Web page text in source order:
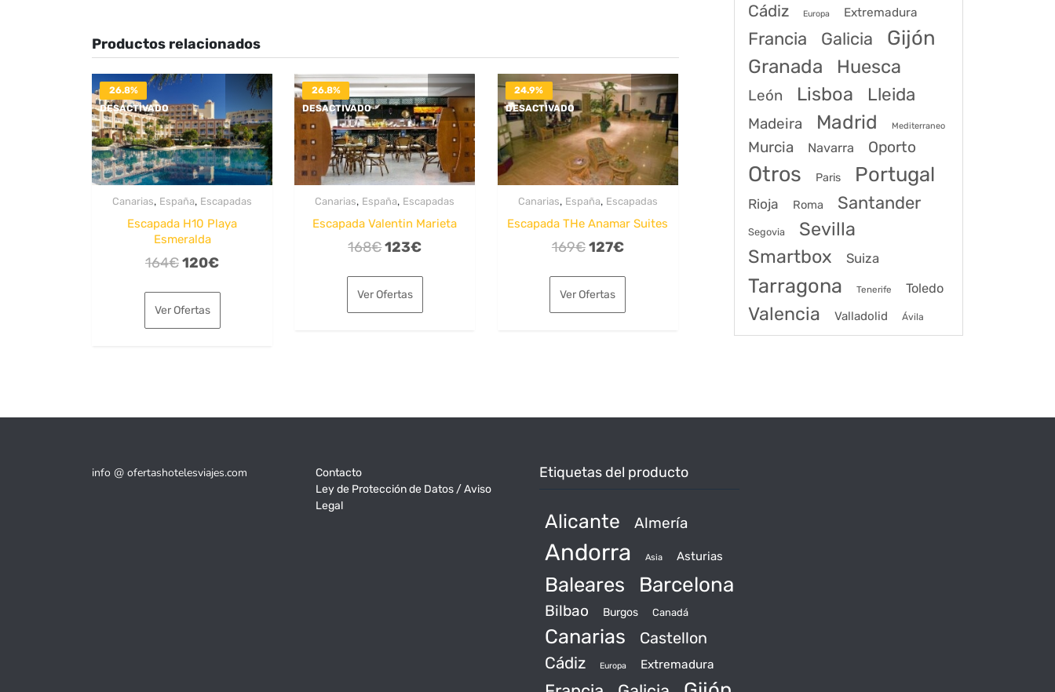
Productos relacionados
26.8%
DESACTIVADO
Canarias, España, Escapadas
Escapada H10 Playa
Esmeralda
164€El
original
era:
120€El
es:
Ver Ofertas
26.8%
DESACTIVADO
Canarias, España, Escapadas
Escapada Valentin Marieta
168€El
original
era:
123€El
es:
Ver Ofertas
24.9%
DESACTIVADO
Canarias, España, Escapadas
Escapada THe Anamar Suites
169€El
original
era:
127€El
es:
Ver Ofertas
Cádiz
Europa Extremadura
Francia Galicia Gijón
Granada Huesca
León Lisboa Lleida
Madeira Madrid Mediterraneo
Murcia Navarra Oporto
Otros Paris Portugal
Rioja Roma Santander
Segovia
Sevilla
Smartbox
Suiza
Tarragona Tenerife Toledo
Valencia Valladolid Ávila
info @ ofertashotelesviajes.com
Contacto
Ley de Protección de Datos / Aviso
Legal
Etiquetas del producto
Alicante Almería
Andorra Asia Asturias
Baleares Barcelona
Bilbao Burgos Canadá
Canarias
Castellon
Cádiz
Europa Extremadura